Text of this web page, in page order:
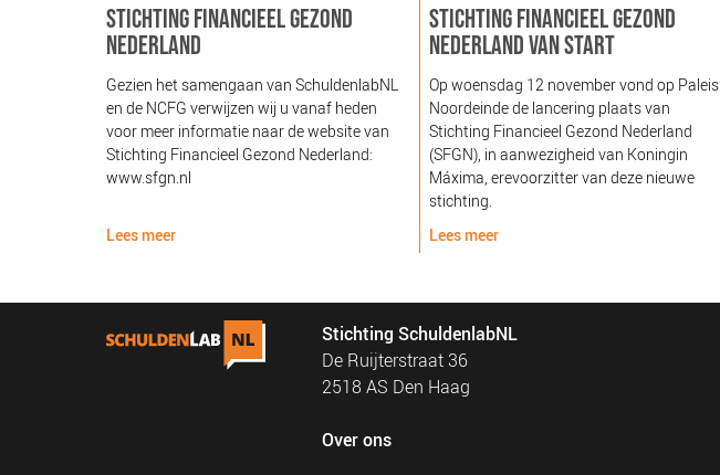
STICHTING FINANCIEEL GEZOND
NEDERLAND
Gezien het samengaan van SchuldenlabNL
en de NCFG verwijzen wij u vanaf heden
voor meer informatie naar de website van
Stichting Financieel Gezond Nederland:
www.sfgn.nl
Lees meer
STICHTING FINANCIEEL GEZOND
NEDERLAND VAN START
Op woensdag 12 november vond op Paleis
Noordeinde de lancering plaats van
Stichting Financieel Gezond Nederland
(SFGN), in aanwezigheid van Koningin
Máxima, erevoorzitter van deze nieuwe
stichting.
Lees meer
Stichting SchuldenlabNL
De Ruijterstraat 36
2518 AS Den Haag
Over ons